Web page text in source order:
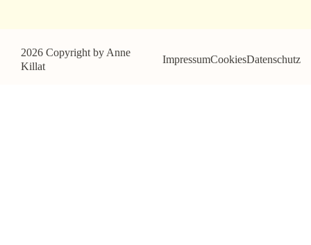
2026 Copyright by Anne
Killat
ImpressumCookiesDatenschutz